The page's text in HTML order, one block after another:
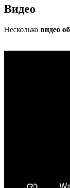
Видео
Несколько видео